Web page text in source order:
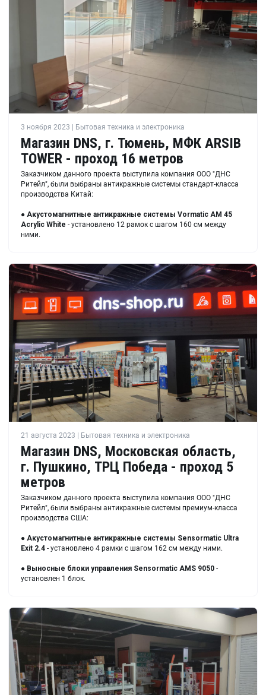
3 ноября 2023 | Бытовая техника и электроника
Магазин DNS, г. Тюмень, МФК ARSIB
TOWER - проход 16 метров
Заказчиком данного проекта выступила компания ООО "ДНС
Ритейл", были выбраны антикражные системы стандарт-класса
производства Китай:
● Акустомагнитные антикражные системы Vormatic AM 45
Acrylic White - установлено 12 рамок с шагом 160 см между
ними.
21 августа 2023 | Бытовая техника и электроника
Магазин DNS, Московская область,
г. Пушкино, ТРЦ Победа - проход 5
метров
Заказчиком данного проекта выступила компания ООО "ДНС
Ритейл", были выбраны антикражные системы премиум-класса
производства США:
● Акустомагнитные антикражные системы Sensormatic Ultra
Exit 2.4 - установлено 4 рамки с шагом 162 см между ними.
● Выносные блоки управления Sensormatic AMS 9050 -
установлен 1 блок.